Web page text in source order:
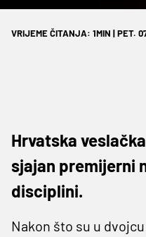
VRIJEME ČITANJA: 1MIN | PET.
Hrvatska
sjajan premijerni
disciplini.
Nakon što su u